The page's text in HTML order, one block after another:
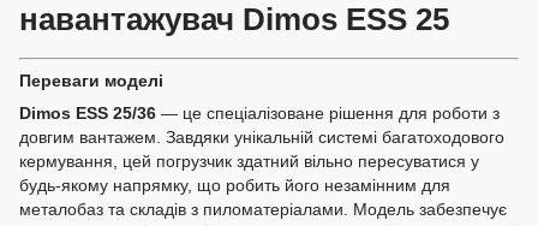
навантажувач Dimos ESS 25
Переваги моделі
Dimos ESS 25/36 — це спеціалізоване рішення для роботи з
довгим вантажем. Завдяки унікальній системі багатоходового
кермування, цей погрузчик здатний вільно пересуватися у
будь-якому напрямку, що робить його незамінним для
металобаз та складів з пиломатеріалами. Модель забезпечує